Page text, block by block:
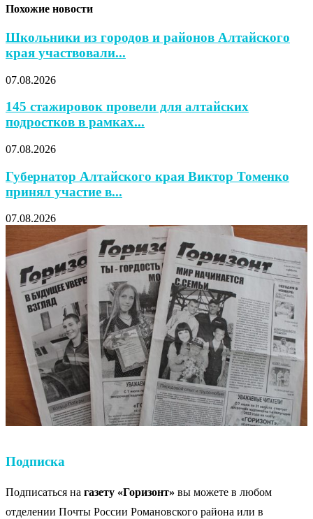
Похожие новости
Школьники из городов и районов Алтайского
края участвовали...
07.08.2026
145 стажировок провели для алтайских
подростков в рамках...
07.08.2026
Губернатор Алтайского края Виктор Томенко
принял участие в...
07.08.2026
Подписка
Подписаться на газету «Горизонт» вы можете в любом
отделении Почты России Романовского района или в